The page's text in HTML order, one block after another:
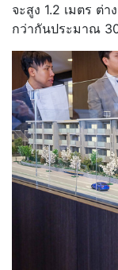
จะสูง 1.2 เมตร ต่
กว่ากันประมาณ